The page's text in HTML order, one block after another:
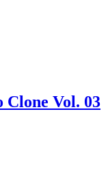
Clone Vol. 03